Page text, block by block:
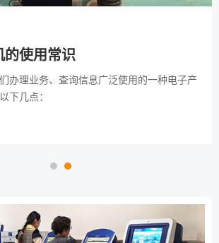
的使用常识
办理业务、查询信息广泛使用的一种电子产
下几点：